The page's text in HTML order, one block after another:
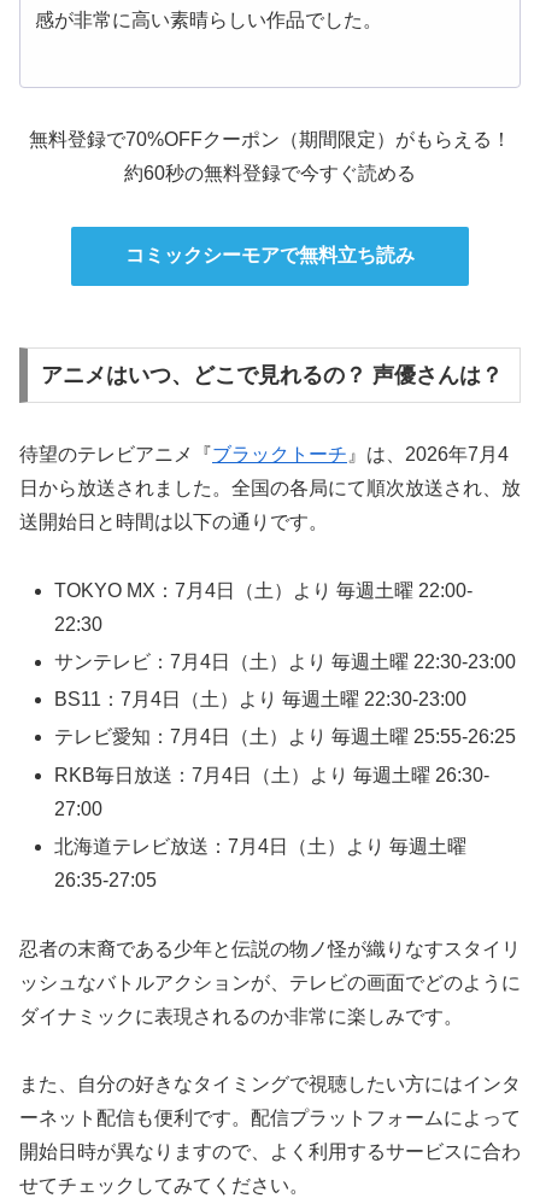
感が非常に高い素晴らしい作品でした。
無料登録で70%OFFクーポン（期間限定）がもらえる！
約60秒の無料登録で今すぐ読める
コミックシーモアで無料立ち読み
アニメはいつ、どこで見れるの？ 声優さんは？
待望のテレビアニメ『ブラックトーチ 』は、2026年7月4
日から放送されました。全国の各局にて順次放送され、放
送開始日と時間は以下の通りです。
TOKYO MX：7月4日（土）より 毎週土曜 22:00-
22:30
サンテレビ：7月4日（土）より 毎週土曜 22:30-23:00
BS11：7月4日（土）より 毎週土曜 22:30-23:00
テレビ愛知：7月4日（土）より 毎週土曜 25:55-26:25
RKB毎日放送：7月4日（土）より 毎週土曜 26:30-
27:00
北海道テレビ放送：7月4日（土）より 毎週土曜
26:35-27:05
忍者の末裔である少年と伝説の物ノ怪が織りなすスタイリ
ッシュなバトルアクションが、テレビの画面でどのように
ダイナミックに表現されるのか非常に楽しみです。
また、自分の好きなタイミングで視聴したい方にはインタ
ーネット配信も便利です。配信プラットフォームによって
開始日時が異なりますので、よく利用するサービスに合わ
せてチェックしてみてください。